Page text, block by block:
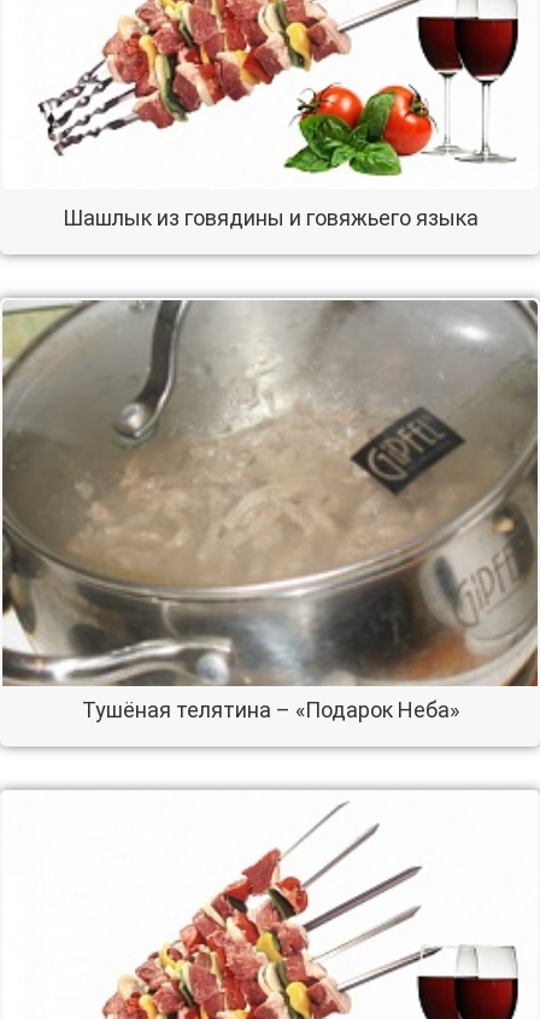
Шашлык из говядины и говяжьего языка
Тушёная телятина – «Подарок Неба»